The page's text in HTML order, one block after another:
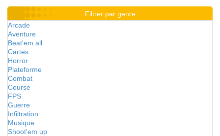
Filtrer par genre
Arcade
Aventure
Beat'em all
Cartes
Horror
Plateforme
Combat
Course
FPS
Guerre
Infiltration
Musique
Shoot'em up